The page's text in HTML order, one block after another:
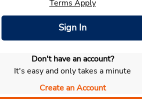
Sélectionner ma voiture
Terms Apply
Sign In
Don't have an account?
It's easy and only takes a minute
Create an Account